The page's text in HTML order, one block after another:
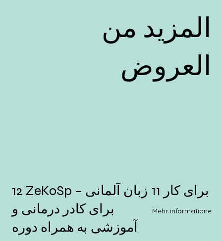
المزيد من
العروض
12 ZeKoSp – زبان آلمانی
برای کادر درمانی و
آموزشی به همراه دوره
برای کار
Mehr informationen